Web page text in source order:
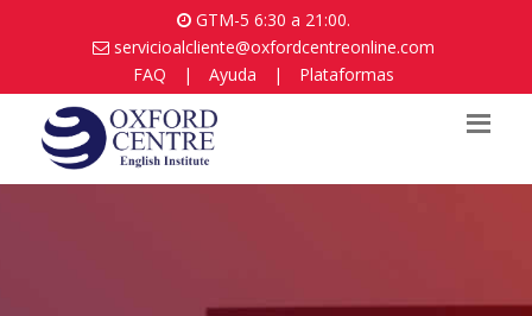
GTM-5 6:30 a 21:00.
servicioalcliente@oxfordcentreonline.com
FAQ
| Ayuda | Plataformas